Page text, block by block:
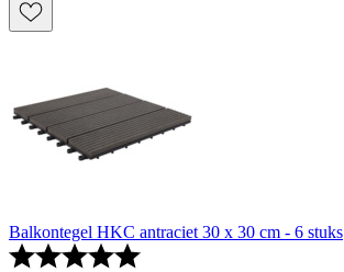
Balkontegel HKC antraciet 30 x 30 cm - 6 stuks